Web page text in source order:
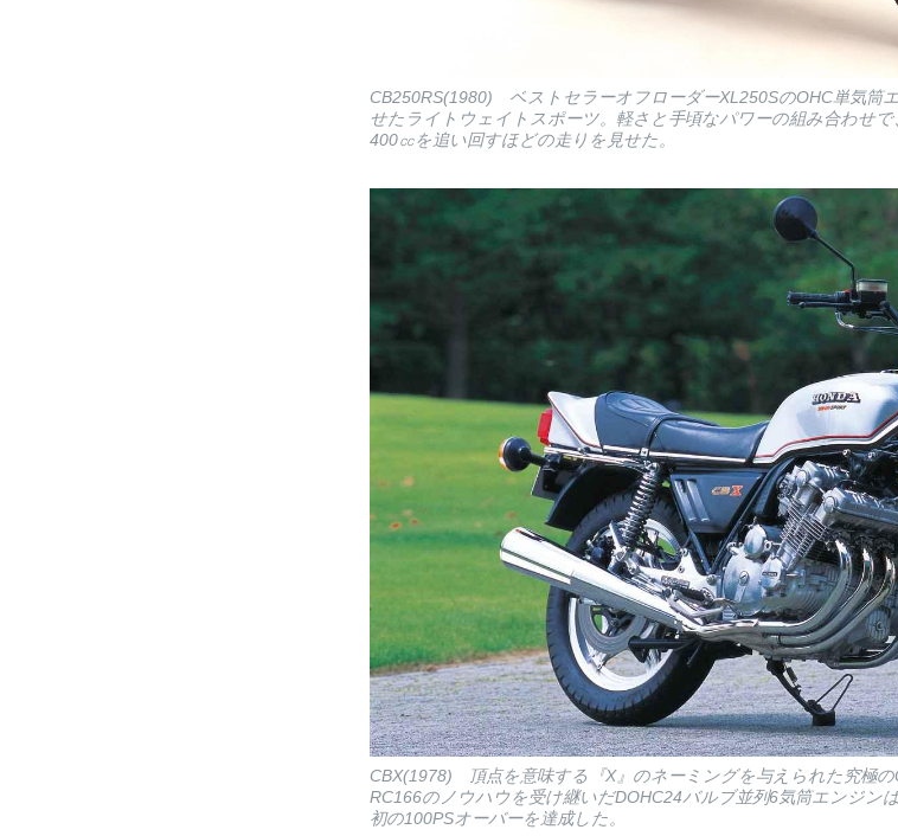
CB250RS(1980) ベストセラーオフローダーXL250SのOHC単気筒
せたライトウェイトスポーツ。軽さと手頃なパワーの組み合わせ
400㏄を追い回すほどの走りを見せた。
CBX(1978) 頂点を意味する『X』のネーミングを与えられた究極
RC166のノウハウを受け継いだDOHC24バルブ並列6気筒エンジン
初の100PSオーバーを達成した。